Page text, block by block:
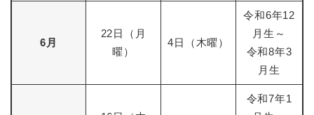
6月
22日（月
曜）
4日（木曜）
令和6年12
月生～
令和8年3
月生
令和7年1